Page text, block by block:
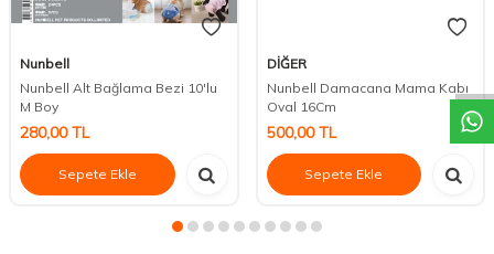
Nunbell
Nunbell Alt Bağlama Bezi 10'lu
M Boy
280,00TL
Sepete Ekle
DİĞER
Nunbell Damacana Mama Kabı
Oval 16Cm
500,00TL
Sepete Ekle